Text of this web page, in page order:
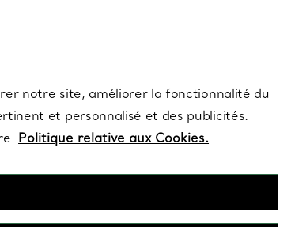
notre site, améliorer la fonctionnalité du
et personnalisé et des publicités.
Politique relative aux Cookies.